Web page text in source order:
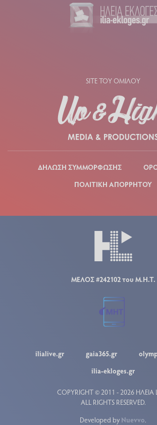
SITE ΤΟΥ ΟΜΙΛΟΥ
ΔΗΛΩΣΗ ΣΥΜΜΟΡΦΩΣΗΣ
ΠΟΛΙΤΙΚΗ ΑΠΟΡΡΗΤΟΥ
ΜΕΛΟΣ #242102 του Μ.Η.Τ.
ilialive.gr gaia365.gr
ilia-ekloges.gr
COPYRIGHT © 2011 - 2026 ΗΛΕΙΑ
ALL RIGHTS RESERVED.
Developed by Nuevvo.